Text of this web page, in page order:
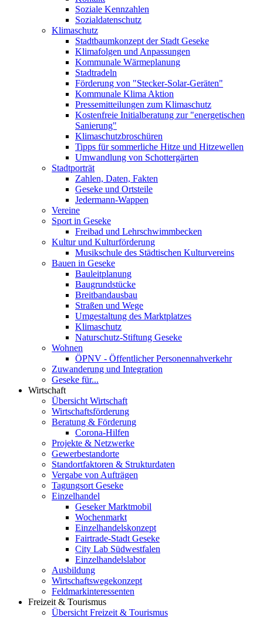
Soziale Kennzahlen
Sozialdatenschutz
Klimaschutz
Stadtbaumkonzept der Stadt Geseke
Klimafolgen und Anpassungen
Kommunale Wärmeplanung
Stadtradeln
Förderung von "Stecker-Solar-Geräten"
Kommunale Klima Aktion
Pressemitteilungen zum Klimaschutz
Kostenfreie Initialberatung zur "energetischen
Sanierung"
Klimaschutzbroschüren
Tipps für sommerliche Hitze und Hitzewellen
Umwandlung von Schottergärten
Stadtporträt
Zahlen, Daten, Fakten
Geseke und Ortsteile
Jedermann-Wappen
Vereine
Sport in Geseke
Freibad und Lehrschwimmbecken
Kultur und Kulturförderung
Musikschule des Städtischen Kulturvereins
Bauen in Geseke
Bauleitplanung
Baugrundstücke
Breitbandausbau
Straßen und Wege
Umgestaltung des Marktplatzes
Klimaschutz
Naturschutz-Stiftung Geseke
Wohnen
ÖPNV - Öffentlicher Personennahverkehr
Zuwanderung und Integration
Geseke für...
Wirtschaft
Übersicht Wirtschaft
Wirtschaftsförderung
Beratung & Förderung
Corona-Hilfen
Projekte & Netzwerke
Gewerbestandorte
Standortfaktoren & Strukturdaten
Vergabe von Aufträgen
Tagungsort Geseke
Einzelhandel
Geseker Marktmobil
Wochenmarkt
Einzelhandelskonzept
Fairtrade-Stadt Geseke
City Lab Südwestfalen
Einzelhandelslabor
Ausbildung
Wirtschaftswegekonzept
Feldmarkinteressenten
Freizeit & Tourismus
Übersicht Freizeit & Tourismus